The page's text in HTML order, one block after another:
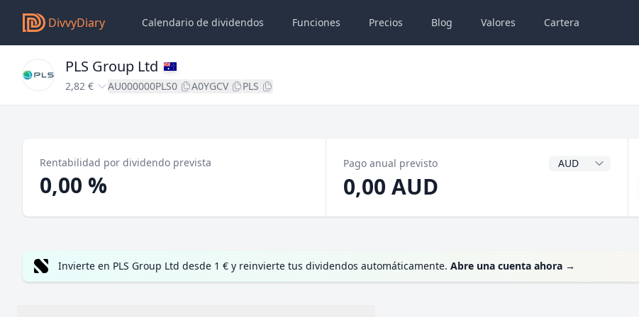
DivvyDiary Calendario de dividendos Funciones Precios Blog Valores Cartera
PLS Group Ltd
2,82 € AU000000PLS0 A0YGCV PLS
Rentabilidad por dividendo prevista
0,00 %
Pago anual previsto Divisa del dividendo
0,00 AUD
Invierte en PLS Group Ltd desde 1 € y reinvierte tus dividendos automáticamente. Abre una cuenta ahora →